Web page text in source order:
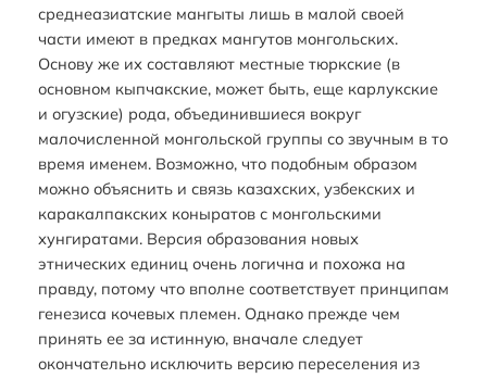
среднеазиатские мангыты лишь в малой своей
части имеют в предках мангутов монгольских.
Основу же их составляют местные тюркские (в
основном кыпчакские, может быть, еще карлукские
и огузские) рода, объединившиеся вокруг
малочисленной монгольской группы со звучным в то
время именем. Возможно, что подобным образом
можно объяснить и связь казахских, узбекских и
каракалпакских коныратов с монгольскими
хунгиратами. Версия образования новых
этнических единиц очень логична и похожа на
правду, потому что вполне соответствует принципам
генезиса кочевых племен. Однако прежде чем
принять ее за истинную, вначале следует
окончательно исключить версию переселения из